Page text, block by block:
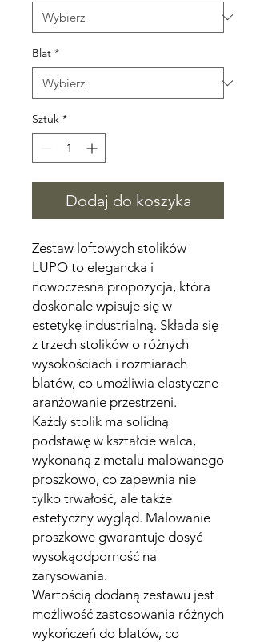
Blat *
Sztuk *
Dodaj do koszyka
Zestaw loftowych stolików
LUPO to elegancka i
nowoczesna propozycja, która
doskonale wpisuje się w
estetykę industrialną. Składa się
z trzech stolików o różnych
wysokościach i rozmiarach
blatów, co umożliwia elastyczne
aranżowanie przestrzeni.
Każdy stolik ma solidną
podstawę w kształcie walca,
wykonaną z metalu malowanego
proszkowo, co zapewnia nie
tylko trwałość, ale także
estetyczny wygląd. Malowanie
proszkowe gwarantuje dosyć
wysokąodporność na
zarysowania.
Wartością dodaną zestawu jest
możliwość zastosowania różnych
wykończeń do blatów, co